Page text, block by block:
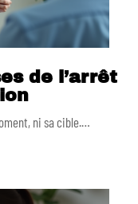
de l’arrêt
ni sa cible.…